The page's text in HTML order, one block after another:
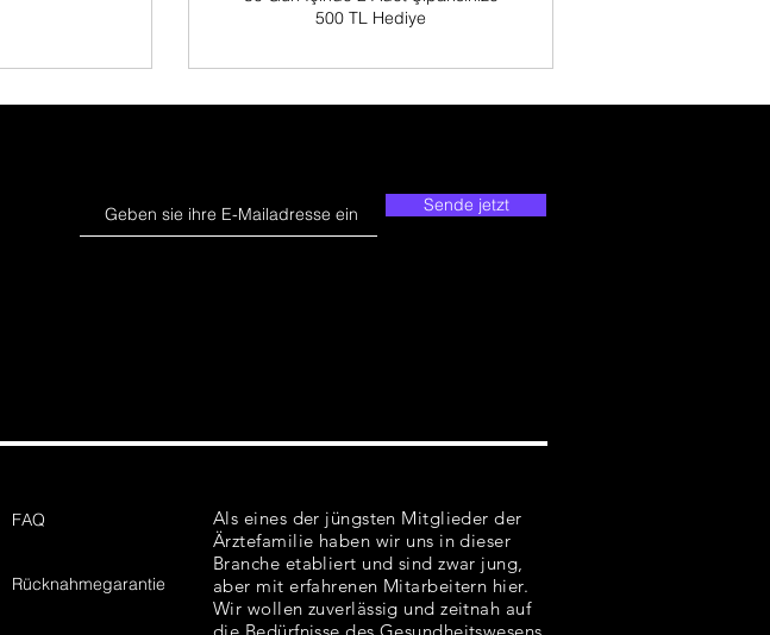
500 TL Hediye
Sende jetzt
FAQ
Rücknahmegarantie
Als eines der jüngsten Mitglieder der
Ärztefamilie haben wir uns in dieser
Branche etabliert und sind zwar jung,
aber mit erfahrenen Mitarbeitern hier.
Wir wollen zuverlässig und zeitnah auf